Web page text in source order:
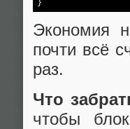
Экономия
почти всё
раз.
Что
чтобы